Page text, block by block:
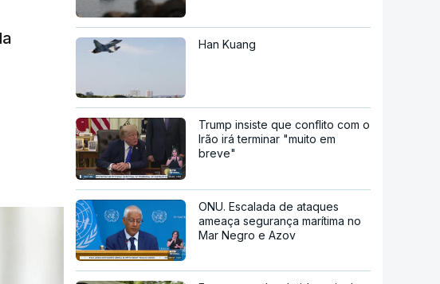
Han Kuang
Trump insiste que conflito com o
Irão irá terminar "muito em
breve"
ONU. Escalada de ataques
ameaça segurança marítima no
Mar Negro e Azov